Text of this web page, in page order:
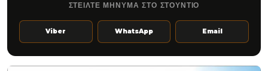
ΣΤΕΙΛΤΕ ΜΗΝΥΜΑ ΣΤΟ ΣΤΟΥΝΤΙΟ
Viber WhatsApp Email